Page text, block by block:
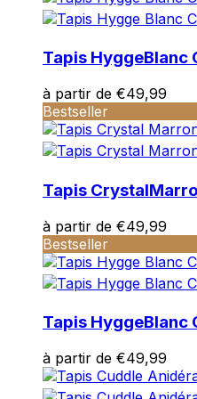
Tapis HyggeBlanc
à partir de €49,99
Bestseller
Tapis Crystal
à partir de €49,99
Bestseller
Tapis HyggeBlanc
à partir de €49,99